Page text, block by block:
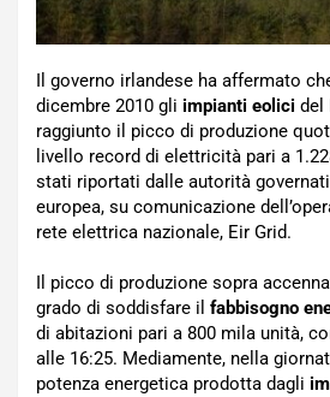
Il governo irlandese ha affermato
dicembre 2010 gli impianti eolici del
raggiunto il picco di produzione
livello record di elettricità pari a
stati riportati dalle autorità
europea, su comunicazione
rete elettrica nazionale, Eir Grid.
Il picco di produzione sopra
grado di soddisfare il fabbisogno
di abitazioni pari a 800 mila unità,
alle 16:25. Mediamente, nella
potenza energetica prodotta dagli